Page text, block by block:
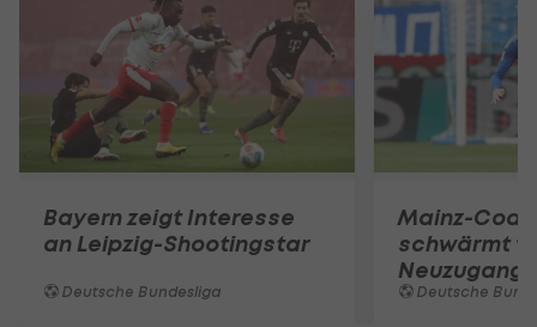
Bayern zeigt Interesse
an Leipzig-Shootingstar
Deutsche Bundesliga
Mainz-
schwärmt
Neuzugang
Deutsche